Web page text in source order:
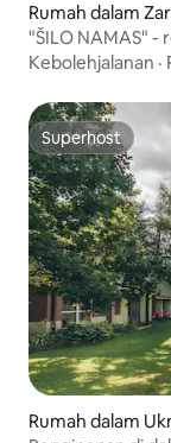
Rumah dalam
"ŠILO NAMAS" -
Kebolehjalanan ·
Superhost
Superhost
Rumah dalam